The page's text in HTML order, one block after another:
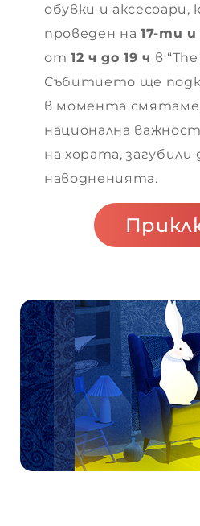
обувки и
проведен на 17-ти
от 12 ч до 19 ч в
Събитието ще
в момента
национална
на хората,
наводненията.